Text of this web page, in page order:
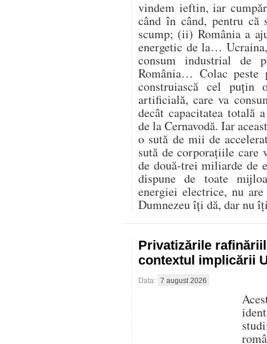
vindem ieftin, iar
când în când, pentru că
scump; (ii) România a
energetic de la…
consum industrial de
România… Colac peste
construiască cel
artificială, care va
decât capacitatea totală
de la Cernavodă. Iar
o sută de mii de
sută de corporațiile
de două-trei miliarde de
dispune de toate
energiei electrice, nu
Dumnezeu îți dă, dar nu
Privatizările
contextul implicării
Data: 7 august 2026